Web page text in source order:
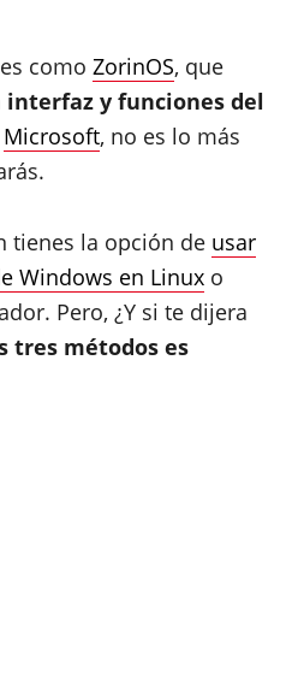
como ZorinOS, que
y funciones del
Microsoft, no es lo más
tienes la opción de usar
Windows en Linux o
Pero, ¿Y si te dijera
tres métodos es